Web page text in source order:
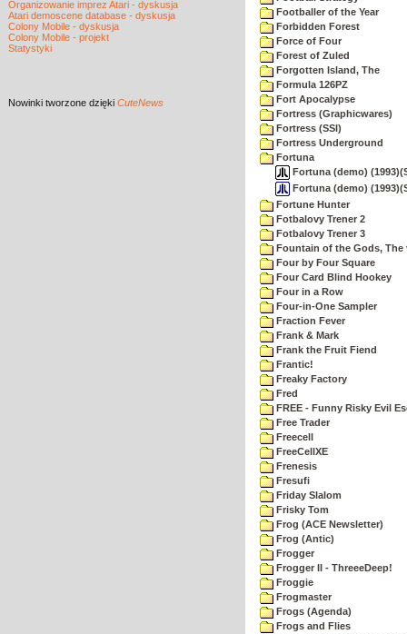
Organizowanie imprez Atari - dyskusja
Atari demoscene database - dyskusja
Colony Mobile - dyskusja
Colony Mobile - projekt
Statystyki
Nowinki tworzone dzięki CuteNews
Footballer of the Year
Forbidden Forest
Force of Four
Forest of Zuled
Forgotten Island, The
Formula 126PZ
Fort Apocalypse
Fortress (Graphicwares)
Fortress (SSI)
Fortress Underground
Fortuna
Fortuna (demo)
Fortuna (demo)
Fortune Hunter
Fotbalovy Trener 2
Fotbalovy Trener 3
Fountain of the Gods, The
Four by Four Square
Four Card Blind Hookey
Four in a Row
Four-in-One Sampler
Fraction Fever
Frank & Mark
Frank the Fruit Fiend
Frantic!
Freaky Factory
Fred
FREE - Funny Risky Evil
Free Trader
Freecell
FreeCellXE
Frenesis
Fresufi
Friday Slalom
Frisky Tom
Frog (ACE Newsletter)
Frog (Antic)
Frogger
Frogger II - ThreeeDeep!
Froggie
Frogmaster
Frogs (Agenda)
Frogs and Flies